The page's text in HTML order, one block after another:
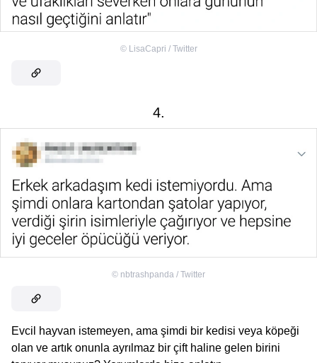
© LisaCapri / Twitter
4.
© nbtrashpanda / Twitter
Evcil hayvan istemeyen, ama şimdi bir kedisi veya köpeği
olan ve artık onunla ayrılmaz bir çift haline gelen birini